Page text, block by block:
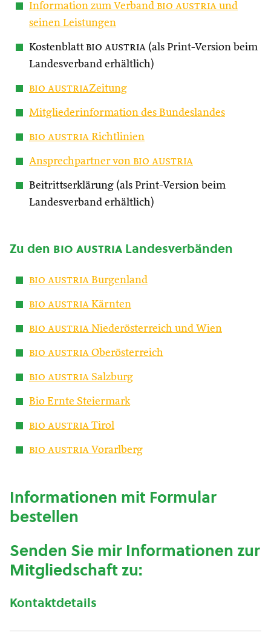
Information zum Verband bio austria und
seinen Leistungen
Kostenblatt bio austria (als Print-Version beim
Landesverband erhältlich)
bio austriaZeitung
Mitgliederinformation des Bundeslandes
bio austria Richtlinien
Ansprechpartner von bio austria
Beitrittserklärung (als Print-Version beim
Landesverband erhältlich)
Zu den bio austria Landesverbänden
bio austria Burgenland
bio austria Kärnten
bio austria Niederösterreich und Wien
bio austria Oberösterreich
bio austria Salzburg
Bio Ernte Steiermark
bio austria Tirol
bio austria Vorarlberg
Informationen mit Formular
bestellen
Senden Sie mir Informationen zur
Mitgliedschaft zu:
Kontaktdetails